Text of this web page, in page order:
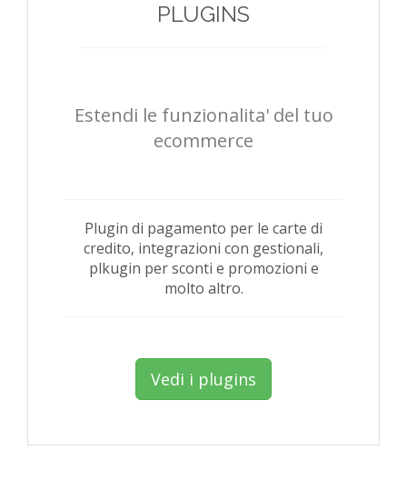
PLUGINS
Estendi le funzionalita' del tuo
ecommerce
Plugin di pagamento per le carte di
credito, integrazioni con gestionali,
plkugin per sconti e promozioni e
molto altro.
Vedi i plugins